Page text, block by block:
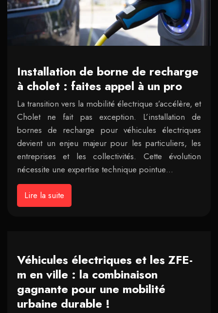
Installation de borne de recharge
à cholet : faites appel à un pro
La transition vers la mobilité électrique s’accélère, et
Cholet ne fait pas exception. L’installation de
bornes de recharge pour véhicules électriques
devient un enjeu majeur pour les particuliers, les
entreprises et les collectivités. Cette évolution
nécessite une expertise technique pointue…
Lire la suite
Véhicules électriques et les ZFE-
m en ville : la combinaison
gagnante pour une mobilité
urbaine durable !